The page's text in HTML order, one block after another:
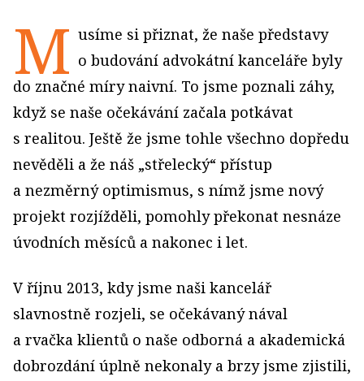
M usíme si přiznat, že naše představy
o budování advokátní kanceláře byly
do značné míry naivní. To jsme poznali záhy,
když se naše očekávání začala potkávat
s realitou. Ještě že jsme tohle všechno dopředu
nevěděli a že náš „střelecký“ přístup
a nezměrný optimismus, s nímž jsme nový
projekt rozjížděli, pomohly překonat nesnáze
úvodních měsíců a nakonec i let.
V říjnu 2013, kdy jsme naši kancelář
slavnostně rozjeli, se očekávaný nával
a rvačka klientů o naše odborná a akademická
dobrozdání úplně nekonaly a brzy jsme zjistili,